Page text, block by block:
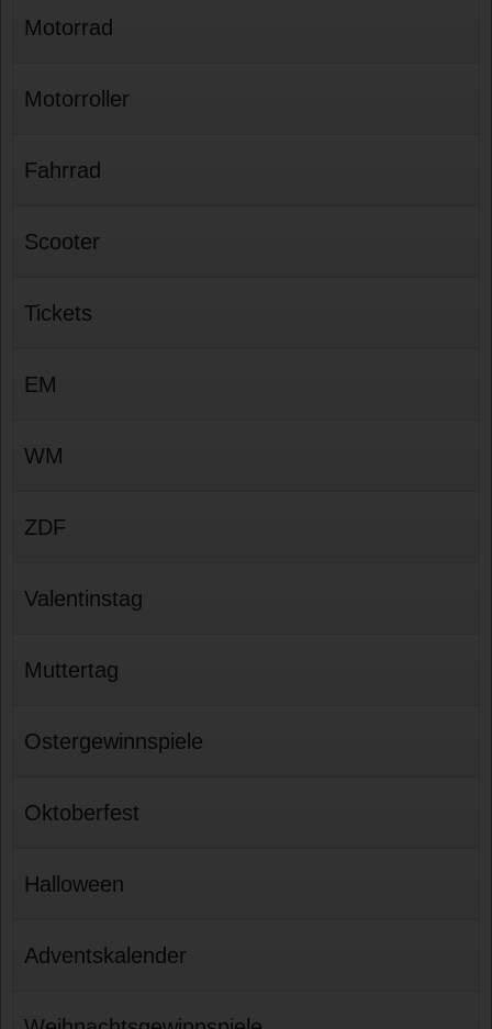
Motorrad
Motorroller
Fahrrad
Scooter
Tickets
EM
WM
ZDF
Valentinstag
Muttertag
Ostergewinnspiele
Oktoberfest
Halloween
Adventskalender